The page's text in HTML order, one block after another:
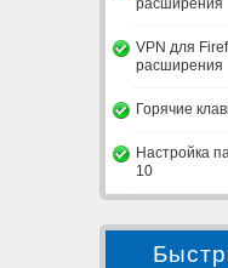
расширения
VPN для
расширения
Горячие
Настройка
10